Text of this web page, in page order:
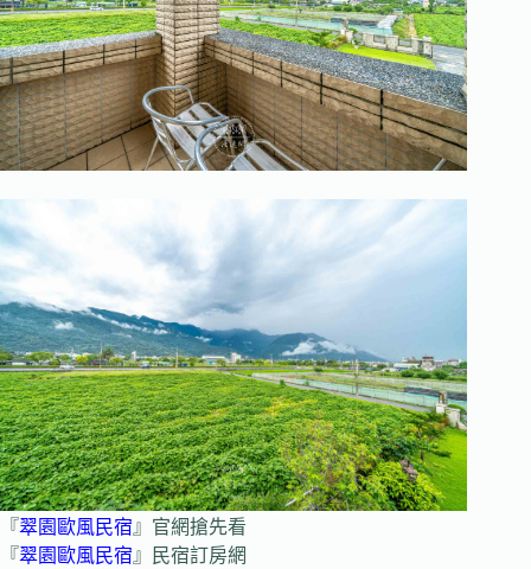
『翠園歐風民宿 』官網搶先看
『翠園歐風民宿 』民宿訂房網